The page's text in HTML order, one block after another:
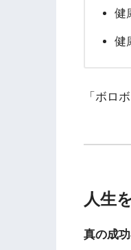
健
健
「ボロ
人生
真の成